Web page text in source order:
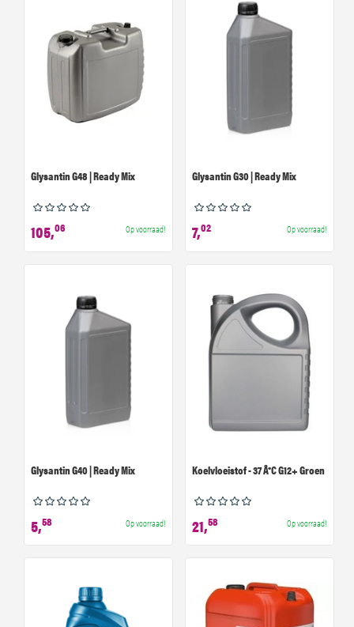
Glysantin G48 | Ready Mix
105,06 Op voorraad!
Glysantin G30 | Ready Mix
7,02 Op voorraad!
Glysantin G40 | Ready Mix
5,58 Op voorraad!
Koelvloeistof - 37 Â°C G12+ Groen
21,58 Op voorraad!